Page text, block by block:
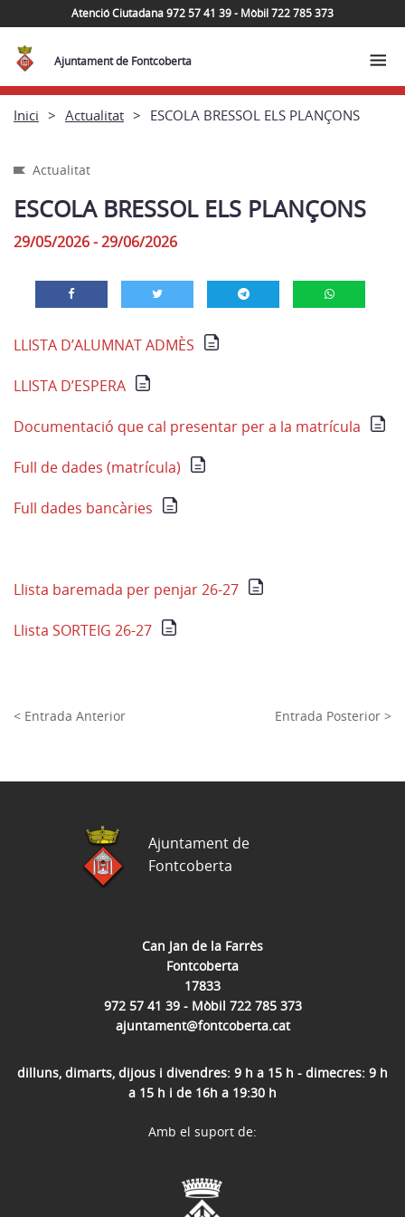
Atenció Ciutadana 972 57 41 39 - Mòbil 722 785 373
Ajuntament de Fontcoberta
Inici Actualitat ESCOLA BRESSOL ELS PLANÇONS
Actualitat
ESCOLA BRESSOL ELS PLANÇONS
29/05/2026 - 29/06/2026
LLISTA D’ALUMNAT ADMÈS
LLISTA D’ESPERA
Documentació que cal presentar per a la matrícula
Full de dades (matrícula)
Full dades bancàries
Llista baremada per penjar 26-27
Llista SORTEIG 26-27
< Entrada Anterior Entrada Posterior >
Can Jan de la Farrès
Fontcoberta
17833
972 57 41 39 - Mòbil 722 785 373
ajuntament@fontcoberta.cat
dilluns, dimarts, dijous i divendres: 9 h a 15 h - dimecres: 9 h
a 15 h i de 16h a 19:30 h
Ajuntament de
Fontcoberta
Amb el suport de: